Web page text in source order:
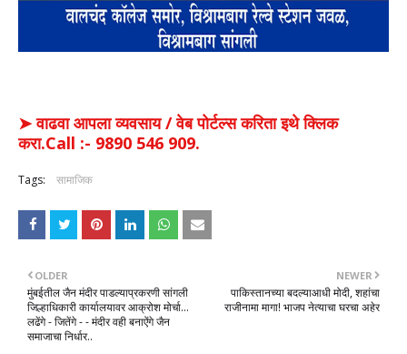
➤ वाढवा आपला व्यवसाय / वेब पोर्टल्स करिता इथे क्लिक
करा.Call :- 9890 546 909.
Tags: सामाजिक
NEWER
पाकिस्तानच्या बदल्याआधी मोदी, शहांचा
राजीनामा मागा! भाजप नेत्याचा घरचा अहेर
OLDER
मुंबईतील जैन मंदीर पाडल्याप्रकरणी सांगली
जिल्हाधिकारी कार्यालयावर आक्रोश मोर्चा...
लढेंगे - जितेंगे - - मंदीर वही बनाऐंगे जैन
समाजाचा निर्धार..